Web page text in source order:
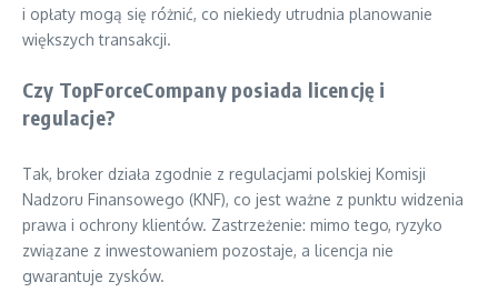
i opłaty mogą się różnić, co niekiedy utrudnia planowanie
większych transakcji.
Czy TopForceCompany posiada licencję i
regulacje?
Tak, broker działa zgodnie z regulacjami polskiej Komisji
Nadzoru Finansowego (KNF), co jest ważne z punktu widzenia
prawa i ochrony klientów. Zastrzeżenie: mimo tego, ryzyko
związane z inwestowaniem pozostaje, a licencja nie
gwarantuje zysków.